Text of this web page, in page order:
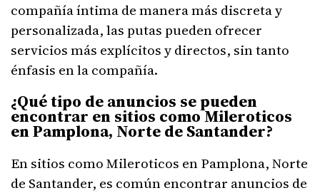
compañía íntima de manera más discreta y
personalizada, las putas pueden ofrecer
servicios más explícitos y directos, sin tanto
énfasis en la compañía.
¿Qué tipo de anuncios se pueden
encontrar en sitios como Mileroticos
en Pamplona, Norte de Santander?
En sitios como Mileroticos en Pamplona, Norte
de Santander, es común encontrar anuncios de